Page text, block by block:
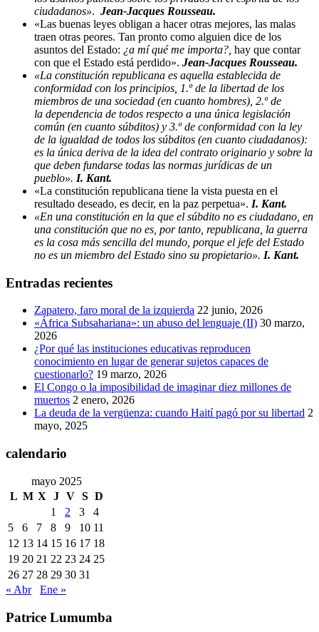
ciudadanos». Jean-Jacques Rousseau.
«Las buenas leyes obligan a hacer otras mejores, las malas
traen otras peores. Tan pronto como alguien dice de los
asuntos del Estado: ¿a mí qué me importa?, hay que contar
con que el Estado está perdido». Jean-Jacques Rousseau.
«La constitución republicana es aquella establecida de
conformidad con los principios, 1.º de la libertad de los
miembros de una sociedad (en cuanto hombres), 2.º de
la dependencia de todos respecto a una única legislación
común (en cuanto súbditos) y 3.º de conformidad con la ley
de la igualdad de todos los súbditos (en cuanto ciudadanos):
es la única deriva de la idea del contrato originario y sobre la
que deben fundarse todas las normas jurídicas de un
pueblo». I. Kant.
«La constitución republicana tiene la vista puesta en el
resultado deseado, es decir, en la paz perpetua». I. Kant.
«En una constitución en la que el súbdito no es ciudadano, en
una constitución que no es, por tanto, republicana, la guerra
es la cosa más sencilla del mundo, porque el jefe del Estado
no es un miembro del Estado sino su propietario». I. Kant.
Entradas recientes
Zapatero, faro moral de la izquierda 22 junio, 2026
«África Subsahariana»: un abuso del lenguaje (II) 30 marzo,
2026
¿Por qué las instituciones educativas reproducen
conocimiento en lugar de generar sujetos capaces de
cuestionarlo? 19 marzo, 2026
El Congo o la imposibilidad de imaginar diez millones de
muertos 2 enero, 2026
La deuda de la vergüenza: cuando Haití pagó por su libertad 2
mayo, 2025
calendario
mayo 2025
L M X J V S D
1
2 3
4
5
6 7 8 9 10 11
12 13 14 15 16 17 18
19 20 21 22 23 24 25
26 27 28 29 30 31
« Abr
Ene »
Patrice Lumumba